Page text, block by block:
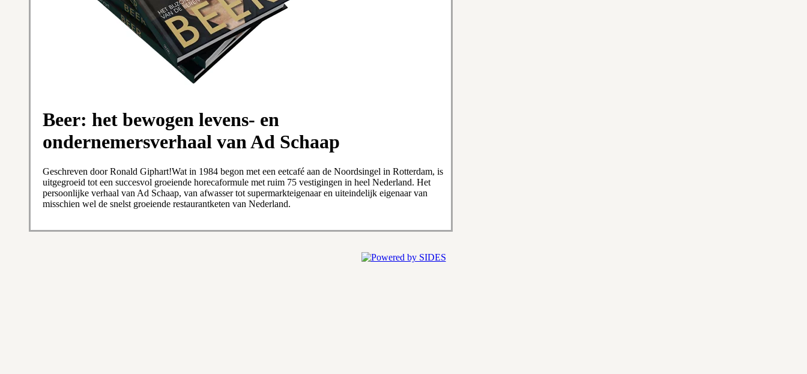
Beer: het bewogen levens- en
ondernemersverhaal van Ad Schaap
Geschreven door Ronald Giphart!Wat in 1984 begon met een eetcafé aan de Noordsingel in Rotterdam, is
uitgegroeid tot een succesvol groeiende horecaformule met ruim 75 vestigingen in heel Nederland. Het
persoonlijke verhaal van Ad Schaap, van afwasser tot supermarkteigenaar en uiteindelijk eigenaar van
misschien wel de snelst groeiende restaurantketen van Nederland.